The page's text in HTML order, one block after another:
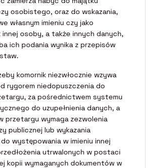
osobistego, oraz do wskazania,
własnym imieniu czy jako
innej osoby, a także innych danych,
ich podania wynika z przepisów
komornik niezwłocznie wzywa
rygorem niedopuszczenia do
za pośrednictwem systemu
do uzupełnienia danych, a
przetargu wymaga zezwolenia
publicznej lub wykazania
występowania w imieniu innej
utrwalonych w postaci
kopii wymaganych dokumentów w